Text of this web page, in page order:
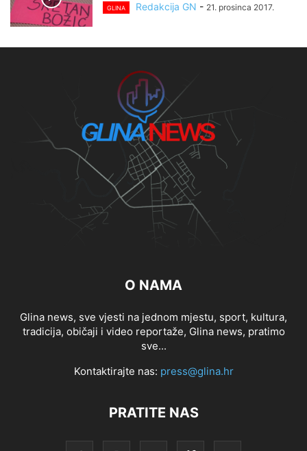
GLINA Redakcija GN - 21. prosinca 2017.
O NAMA
Glina news, sve vjesti na jednom mjestu, sport, kultura,
tradicija, običaji i video reportaže, Glina news, pratimo
sve...
Kontaktirajte nas: press@glina.hr
PRATITE NAS